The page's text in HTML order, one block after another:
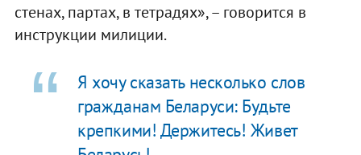
стенах, партах, в тетрадях», – говорится в
инструкции милиции.
Я хочу сказать несколько слов
гражданам Беларуси: Будьте
крепкими! Держитесь! Живет